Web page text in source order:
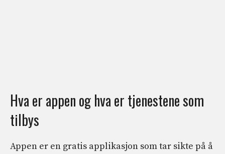
Hva er appen og hva er tjenestene som
tilbys
Appen er en gratis applikasjon som tar sikte på å